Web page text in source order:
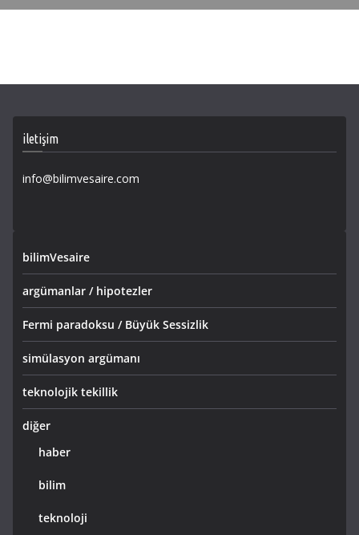
iletişim
info@bilimvesaire.com
bilimVesaire
argümanlar / hipotezler
Fermi paradoksu / Büyük Sessizlik
simülasyon argümanı
teknolojik tekillik
diğer
haber
bilim
teknoloji